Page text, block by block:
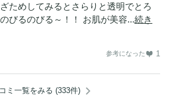
ためしてみるとさらりと透明でとろ
びるのびる～！！ お肌が美容...続き
参考になった 1
ミ一覧をみる (333件)